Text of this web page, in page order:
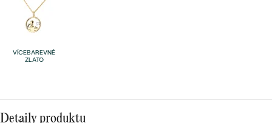
PODLE TVARU KAMENE
NA MÍRU
Personalizované
přívěsky
Nejprodávanější
prsteny
VÍCEBAREVNÉ
ZLATO
Detaily produktu